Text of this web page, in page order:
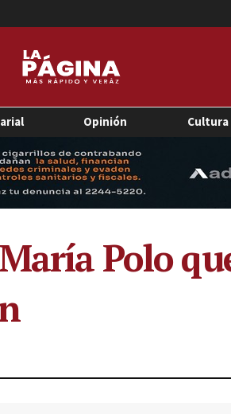
Opinión Cultura
Polo